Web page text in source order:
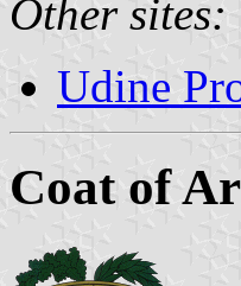
Other sites:
Udine
Coat of